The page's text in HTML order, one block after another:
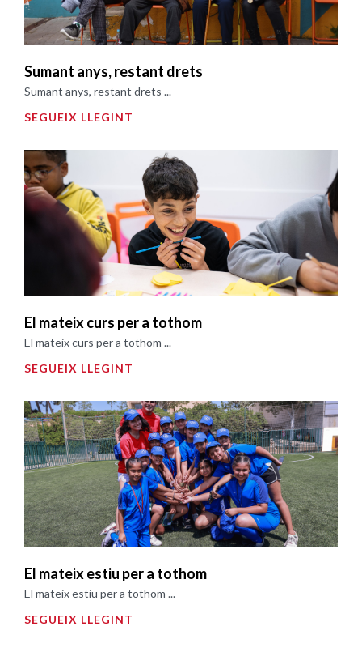
Sumant anys, restant drets
Sumant anys, restant drets ...
SEGUEIX LLEGINT
El mateix curs per a tothom
El mateix curs per a tothom ...
SEGUEIX LLEGINT
El mateix estiu per a tothom
El mateix estiu per a tothom ...
SEGUEIX LLEGINT